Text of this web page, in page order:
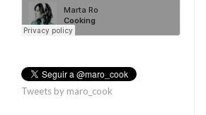
Tweets by maro_cook